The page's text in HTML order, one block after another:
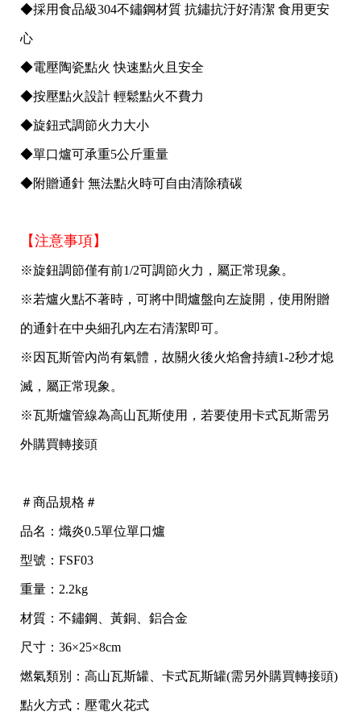
◆採用食品級304不鏽鋼材質 抗鏽抗汙好清潔 食用更安
心
◆電壓陶瓷點火 快速點火且安全
◆按壓點火設計 輕鬆點火不費力
◆旋鈕式調節火力大小
◆單口爐可承重5公斤重量
◆附贈通針 無法點火時可自由清除積碳
【注意事項】
※旋鈕調節僅有前1/2可調節火力，屬正常現象。
※若爐火點不著時，可將中間爐盤向左旋開，使用附贈
的通針在中央細孔內左右清潔即可。
※因瓦斯管內尚有氣體，故關火後火焰會持續1-2秒才熄
滅，屬正常現象。
※瓦斯爐管線為高山瓦斯使用，若要使用卡式瓦斯需另
外購買轉接頭
＃商品規格＃
品名：熾炎0.5單位單口爐
型號：FSF03
重量：2.2kg
材質：不鏽鋼、黃銅、鋁合金
尺寸：36×25×8cm
燃氣類別：高山瓦斯罐、卡式瓦斯罐(需另外購買轉接頭)
點火方式：壓電火花式